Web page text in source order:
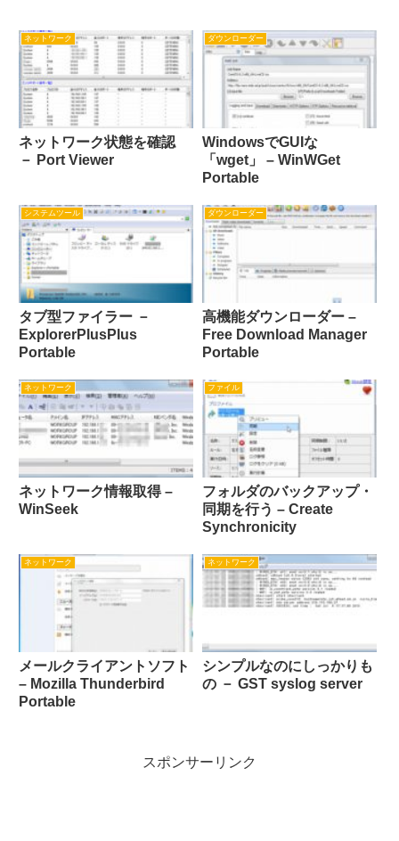
ネットワーク
ネットワーク状態を確認
－ Port Viewer
ダウンローダー
WindowsでGUIな
「wget」 – WinWGet
Portable
システムツール
タブ型ファイラー －
ExplorerPlusPlus
Portable
ダウンローダー
高機能ダウンローダー –
Free Download Manager
Portable
ネットワーク
ネットワーク情報取得 –
WinSeek
ファイル
フォルダのバックアップ・
同期を行う – Create
Synchronicity
ネットワーク
メールクライアントソフト
– Mozilla Thunderbird
Portable
ネットワーク
シンプルなのにしっかりも
の － GST syslog server
スポンサーリンク